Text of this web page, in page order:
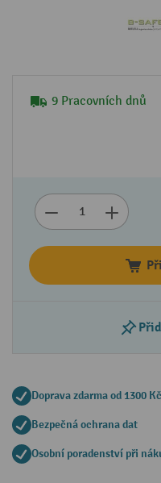
9 Pracovních dnů
Doprava zdarma od 1300 Kč
Bezpečná ochrana dat
Osobní poradenství při